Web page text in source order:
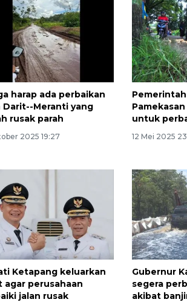
harap ada perbaikan
Darit--Meranti yang
rusak parah
2025 19:27
untuk
12 Mei 2025
Ketapang keluarkan
agar perusahaan
jalan rusak
Gubernur
segera
akibat